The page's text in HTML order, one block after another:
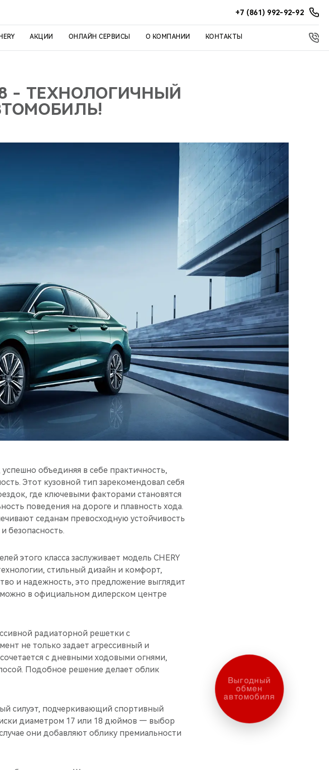
+7 (861) 992-92-92
АКЦИИ ОНЛАЙН СЕРВИСЫ О КОМПАНИИ КОНТАКТЫ
8 - ТЕХНОЛОГИЧНЫЙ
объединяя в себе практичность,
Этот кузовной тип зарекомендовал себя
где ключевыми факторами становятся
поведения на дороге и плавность хода.
седанам превосходную устойчивость
безопасность.
этого класса заслуживает модель CHERY
стильный дизайн и комфорт,
и надежность, это предложение выглядит
можно в официальном дилерском центре
радиаторной решетки с
не только задает агрессивный и
с дневными ходовыми огнями,
Подобное решение делает облик
силуэт, подчеркивающий спортивный
диаметром 17 или 18 дюймов — выбор
они добавляют облику премиальности
Выгодный
обмен
автомобиля